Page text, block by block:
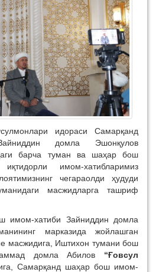
идораси Самарқанд
домла Эшонқулов
барча туман ва шаҳар бош
имом-хатибларимиз
чегараолди ҳудуди
масжидларга ташриф
имом-хатиби Зайниддин домла
марказида жойлашган
масжидига, Иштихон тумани бош
домла Абилов “Ғовсул
Самарқанд шаҳар бош имом-